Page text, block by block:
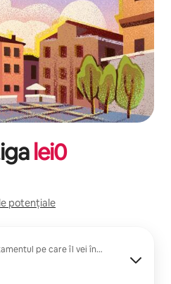
lei0
potențiale
pe care îl vei închiria?